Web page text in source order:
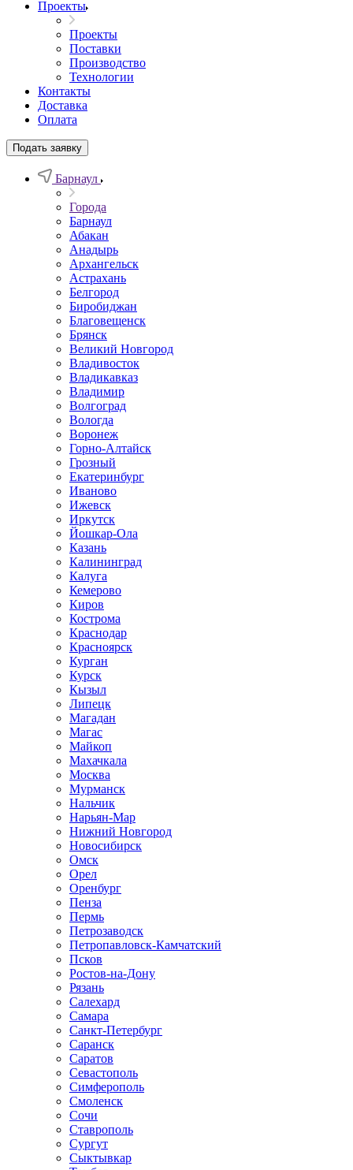
Проекты
Проекты
Поставки
Производство
Технологии
Контакты
Доставка
Оплата
Подать заявку
Барнаул
Города
Барнаул
Абакан
Анадырь
Архангельск
Астрахань
Белгород
Биробиджан
Благовещенск
Брянск
Великий Новгород
Владивосток
Владикавказ
Владимир
Волгоград
Вологда
Воронеж
Горно-Алтайск
Грозный
Екатеринбург
Иваново
Ижевск
Иркутск
Йошкар-Ола
Казань
Калининград
Калуга
Кемерово
Киров
Кострома
Краснодар
Красноярск
Курган
Курск
Кызыл
Липецк
Магадан
Магас
Майкоп
Махачкала
Москва
Мурманск
Нальчик
Нарьян-Мар
Нижний Новгород
Новосибирск
Омск
Орел
Оренбург
Пенза
Пермь
Петрозаводск
Петропавловск-Камчатский
Псков
Ростов-на-Дону
Рязань
Салехард
Самара
Санкт-Петербург
Саранск
Саратов
Севастополь
Симферополь
Смоленск
Сочи
Ставрополь
Сургут
Сыктывкар